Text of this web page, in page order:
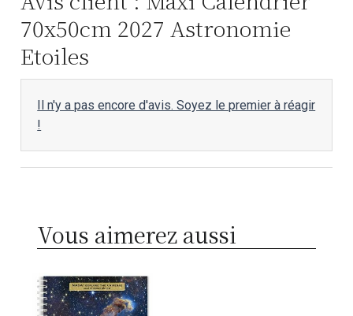
70x50cm 2027 Astronomie
Etoiles
Il n'y a pas encore d'avis. Soyez le premier à réagir
!
Vous aimerez aussi